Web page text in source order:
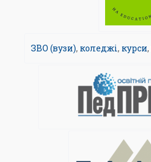
ЗВО (вузи), коледжі, курси,